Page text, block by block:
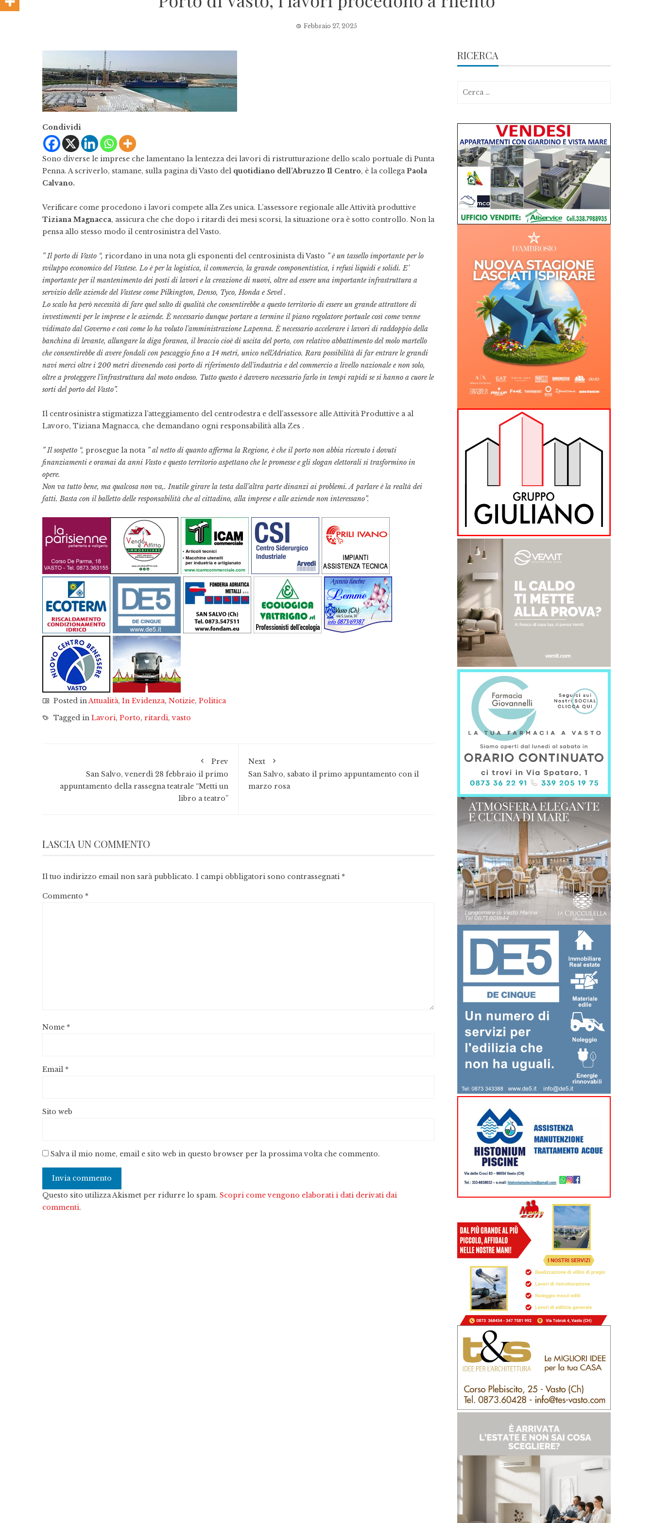
Febbraio 27, 2025
Condividi
Sono diverse le imprese che lamentano la lentezza dei lavori di ristrutturazione dello scalo portuale di Punta
Penna. A scriverlo, stamane, sulla pagina di Vasto del quotidiano dell’Abruzzo Il Centro, è la collegaPaola
Calvano.
Verificare come procedono i lavori compete alla Zes unica. L’assessore regionale alle Attività produttive
Tiziana Magnacca, assicura che che dopo i ritardi dei mesi scorsi, la situazione ora è sotto controllo. Non la
pensa allo stesso modo il centrosinistra del Vasto.
” Il porto di Vasto “, ricordano in una nota gli esponenti del centrosinista di Vasto ” è un tassello importante per lo
sviluppo economico del Vastese. Lo è per la logistica, il commercio, la grande componentistica, i refusi liquidi e solidi. E’
importante per il mantenimento dei posti di lavori e la creazione di nuovi, oltre ad essere una importante infrastruttura a
servizio delle aziende del Vastese come Pilkington, Denso, Tyco, Honda e Sevel .
Lo scalo ha però necessità di fare quel salto di qualità che consentirebbe a questo territorio di essere un grande attrattore di
investimenti per le imprese e le aziende. È necessario dunque portare a termine il piano regolatore portuale così come venne
vidimato dal Governo e così come lo ha voluto l’amministrazione Lapenna.È necessario accelerare i lavori di raddoppio della
banchina di levante, allungare la diga foranea, il braccio cioè di uscita del porto, con relativo abbattimento del molo martello
che consentirebbe di avere fondali con pescaggio fino a 14 metri, unico nell’Adriatico. Rara possibilità di far entrare le grandi
navi merci oltre i 200 metri divenendo così porto di riferimento dell’industria e del commercio a livello nazionale e non solo,
oltre a proteggere l’infrastruttura dal moto ondoso. Tutto questo è davvero necessario farlo in tempi rapidi se si hanno a cuore le
sorti del porto del Vasto”.
Il centrosinistra stigmatizza l’atteggiamento del centrodestra e dell’assessore alle Attività Produttive a al
Lavoro, Tiziana Magnacca, che demandano ogni responsabilità alla Zes .
” Il sospetto “, prosegue la nota ” al netto di quanto afferma la Regione, è che il porto non abbia ricevuto i dovuti
finanziamenti e oramai da anni Vasto e questo territorio aspettano che le promesse e gli slogan elettorali si trasformino in
opere.
Non va tutto bene, ma qualcosa non va,. Inutile girare la testa dall’altra parte dinanzi ai problemi. A parlare è la realtà dei
fatti. Basta con il balletto delle responsabilità che al cittadino, alla imprese e alle aziende non interessano”.
Posted inAttualità, In Evidenza, Notizie, Politica
Tagged in Lavori, Porto, ritardi,vasto
Prev
San Salvo, venerdì 28 febbraio il primo
appuntamento della rassegna teatrale “Metti un
libro a teatro”
Next
San Salvo, sabato il primo appuntamento con il
marzo rosa
LASCIA UN COMMENTO
Il tuo indirizzo email non sarà pubblicato. I campi obbligatori sono contrassegnati *
Commento *
Nome *
Email *
Sito web
Salva il mio nome, email e sito web in questo browser per la prossima volta che commento.
Questo sito utilizza Akismet per ridurre lo spam. Scopri come vengono elaborati i dati derivati dai
commenti.
RICERCA